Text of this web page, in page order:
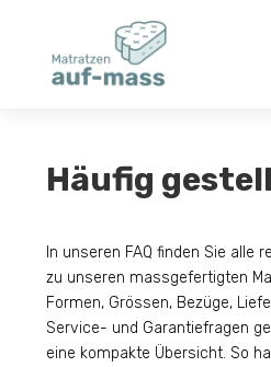
Häufig
In unseren FAQ finden Sie alle
zu unseren massgefertigten
Formen, Grössen, Bezüge,
Service- und Garantiefragen
eine kompakte Übersicht. So